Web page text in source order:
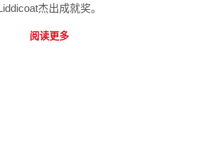
杰出成就奖。
阅读更多